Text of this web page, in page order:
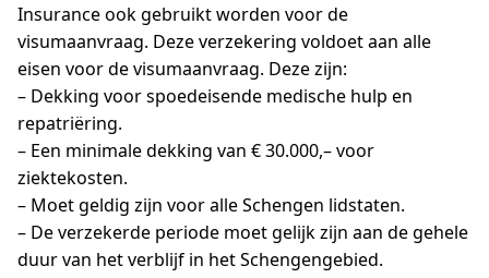
Insurance ook gebruikt worden voor de
visumaanvraag. Deze verzekering voldoet aan alle
eisen voor de visumaanvraag. Deze zijn:
– Dekking voor spoedeisende medische hulp en
repatriëring.
– Een minimale dekking van € 30.000,– voor
ziektekosten.
– Moet geldig zijn voor alle Schengen lidstaten.
– De verzekerde periode moet gelijk zijn aan de gehele
duur van het verblijf in het Schengengebied.